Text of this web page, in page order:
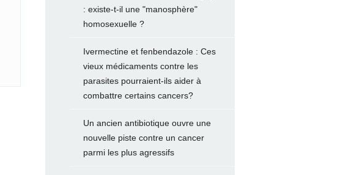
: existe-t-il une "manosphère"
homosexuelle ?
Ivermectine et fenbendazole : Ces
vieux médicaments contre les
parasites pourraient-ils aider à
combattre certains cancers?
Un ancien antibiotique ouvre une
nouvelle piste contre un cancer
parmi les plus agressifs